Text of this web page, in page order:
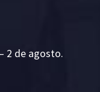
2 de agosto.